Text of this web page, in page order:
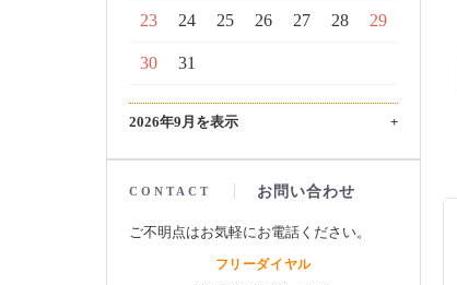
23 24 25 26 27 28 29
30 31
2026年9月を表示 +
CONTACT お問い合わせ
ご不明点はお気軽にお電話ください。
フリーダイヤル